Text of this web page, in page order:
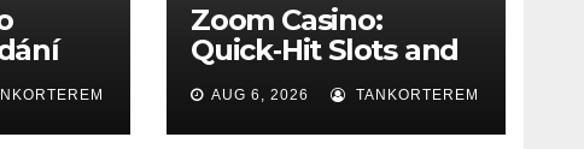
v
Zoom Casino:
Quick‑Hit Slots and
Rapid Wins for the
Fast‑Paced Player
AUG 6, 2026 TANKORTEREM